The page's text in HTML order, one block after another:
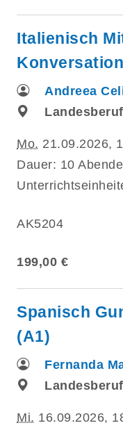
Italienisch
Konversation
Andreea
Mo. 21.09.2026,
Dauer: 10
AK5204
199,00 €
Spanisch
(A1)
Fernanda
Mi. 16.09.2026,